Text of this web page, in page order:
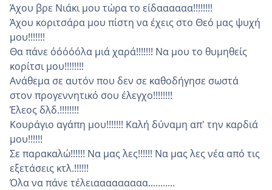
Άχου βρε Νιάκι μου τώρα το είδαααααα!!!!!!!!
Άχου κοριτσάρα μου πίστη να έχεις στο Θεό μας ψυχή
μου!!!!!!!
Θα πάνε όόόόόλα μιά χαρά!!!!!!! Να μου το θυμηθείς
κορίτσι μου!!!!!!!!
Ανάθεμα σε αυτόν που δεν σε καθοδήγησε σωστά
στον προγεννητικό σου έλεγχο!!!!!!!!
Έλεος δλδ.!!!!!!!!
Κουράγιο αγάπη μου!!!!!!! Καλή δύναμη απ' την καρδιά
μου!!!!!!
Σε παρακαλώ!!!!!! Να μας λες!!!!!! Να μας λες νέα από τις
εξετάσεις κτλ.!!!!!!
Όλα να πάνε τέλειααααααααα...........